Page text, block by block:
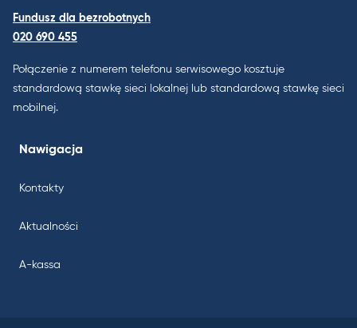
Fundusz dla bezrobotnych
020 690 455
Połączenie z numerem telefonu serwisowego kosztuje
standardową stawkę sieci lokalnej lub standardową stawkę sieci
mobilnej.
Nawigacja
Kontakty
Aktualności
A-kassa